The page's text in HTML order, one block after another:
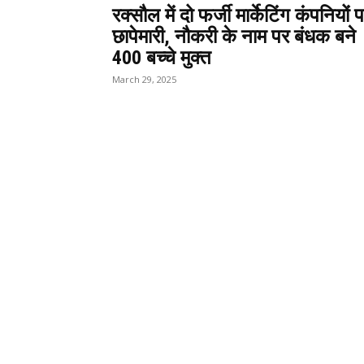
रक्सौल में दो फर्जी मार्केटिंग कंपनियों
छापेमारी, नौकरी के नाम पर बंधक बने
400 बच्चे मुक्त
March 29, 2025